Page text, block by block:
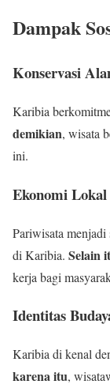
Dampak
Konservasi
Karibia
demikian, wisata
ini.
Ekonomi Lokal
Pariwisata menjadi
di Karibia. Selain
kerja bagi
Identitas
Karibia di kenal
karena itu,